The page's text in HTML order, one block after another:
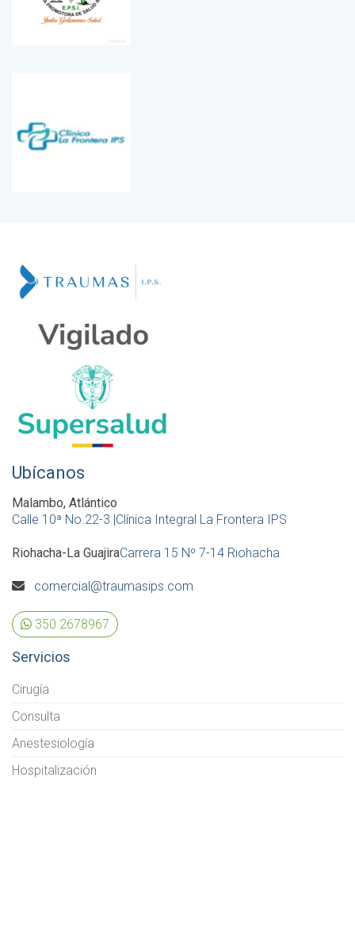
Ubícanos
Malambo, Atlántico
Calle 10ª No.22-3 |Clínica Integral La Frontera IPS
Riohacha-La GuajiraCarrera 15 Nº 7-14 Riohacha
comercial@traumasips.com
350 2678967
Servicios
Cirugía
Consulta
Anestesiología
Hospitalización